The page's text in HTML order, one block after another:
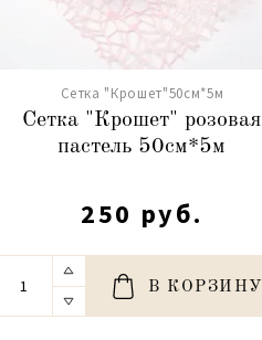
Сетка "Крошет"50см*5м
Сетка "Крошет" розовая
пастель 50см*5м
250 руб.
В КОРЗИНУ